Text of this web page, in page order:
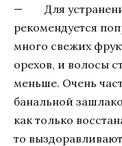
— Для
рекомендуется
много свежих
орехов, и волосы
меньше. Очень
банальной
как только
то